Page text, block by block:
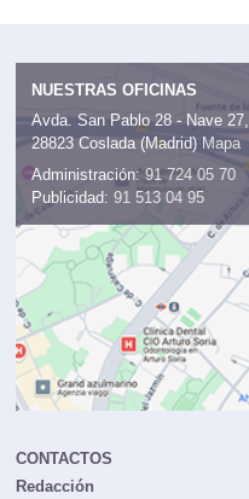
NUESTRAS OFICINAS
Avda. San Pablo 28 - Nave 27,
28823 Coslada (Madrid) Mapa
Administración: 91 724 05 70
Publicidad: 91 513 04 95
CONTACTOS
Redacción